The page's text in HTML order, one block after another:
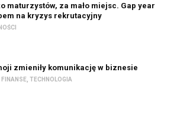
maturzystów, za mało miejsc. Gap year
na kryzys rekrutacyjny
zmieniły komunikację w biznesie
FINANSE TECHNOLOGIA